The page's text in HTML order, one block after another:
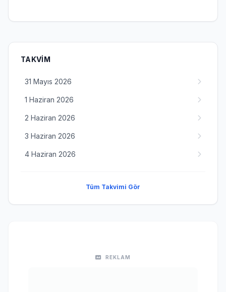
TAKVIM
31 Mayıs 2026
1 Haziran 2026
2 Haziran 2026
3 Haziran 2026
4 Haziran 2026
Tüm Takvimi Gör
REKLAM